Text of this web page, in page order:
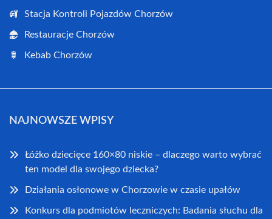
Stacja Kontroli Pojazdów Chorzów
Restauracje Chorzów
Kebab Chorzów
NAJNOWSZE WPISY
Łóżko dziecięce 160×80 niskie – dlaczego warto wybrać
ten model dla swojego dziecka?
Działania osłonowe w Chorzowie w czasie upałów
Konkurs dla podmiotów leczniczych: Badania słuchu dla